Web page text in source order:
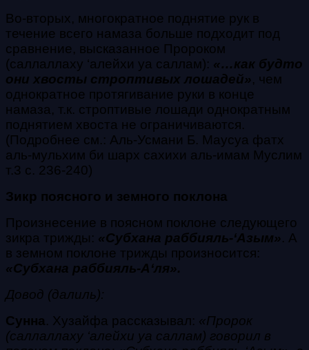
Во-вторых, многократное поднятие рук в
течение всего намаза больше подходит под
сравнение, высказанное Пророком
(саллаллаху ‘алейхи уа саллам): «…как будто
они хвосты строптивых лошадей», чем
однократное протягивание руки в конце
намаза, т.к. строптивые лошади однократным
поднятием хвоста не ограничиваются.
(Подробнее см.: Аль-Усмани Б. Маусуа фатх
аль-мульхим би шарх сахихи аль-имам Муслим
т.3 с. 236-240)
Зикр поясного и земного поклона
Произнесение в поясном поклоне следующего
зикра трижды: «Субхана раббияль-‘Азым». А
в земном поклоне трижды произносится:
«Субхана раббияль-А‘ля».
Довод (далиль):
Сунна. Хузайфа рассказывал: «Пророк
(саллаллаху ‘алейхи уа саллам) говорил в